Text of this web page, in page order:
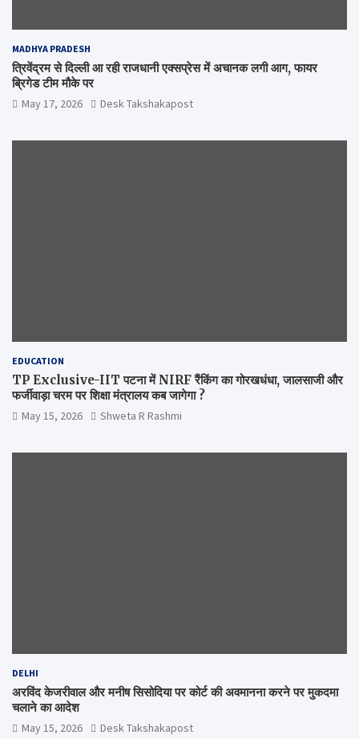
MADHYA PRADESH
त्रिवेंद्रम से दिल्ली आ रही राजधानी एक्सप्रेस में अचानक लगी आग, फायर
ब्रिगेड टीम मौके पर
May 17, 2026 Desk Takshakapost
EDUCATION
TP Exclusive-IIT पटना में NIRF रैंकिंग का गोरखधंधा, जालसाजी और
फर्जीवाड़ा चरम पर शिक्षा मंत्रालय कब जागेगा ?
May 15, 2026 Shweta R Rashmi
DELHI
अरविंद केजरीवाल और मनीष सिसोदिया पर कोर्ट की अवमानना करने पर मुकदमा
चलाने का आदेश
May 15, 2026 Desk Takshakapost